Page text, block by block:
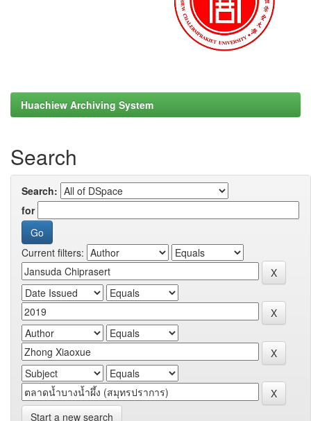
Huachiew Archiving System
Search
Search:
for
Current filters:
Start a new search